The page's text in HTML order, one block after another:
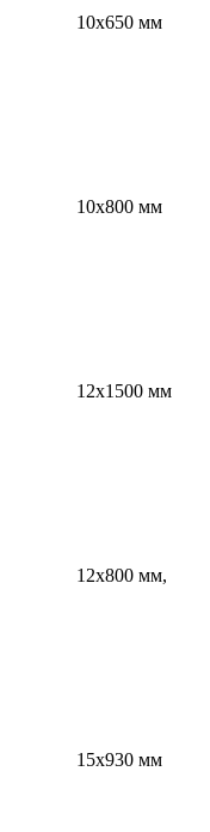
10х650 мм
10х800 мм
12х1500 мм
12х800 мм,
15x930 мм